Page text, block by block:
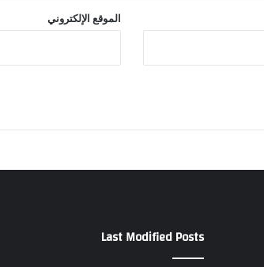
الموقع الإلكتروني
Last Modified Posts